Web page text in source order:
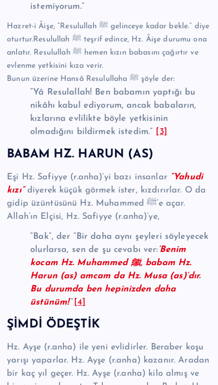
istemiyorum.”
Hazret-i Âişe, “Resulullah ﷺ gelinceye kadar bekle.” diye
oturtur.Resulullah ﷺ teşrif edince, Hz. Âişe durumu ona
anlatır. Resulullah ﷺ hemen kızın babasını çağırtır ve
evlenme yetkisini kıza verir.
Bunun üzerine Hansâ Resulullaha ﷺ şöyle der:
“Yâ Resulallah! Ben babamın yaptığı bu
nikâhı kabul ediyorum, ancak babaların,
kızlarına evlilikte böyle yetkisinin
olmadığını bildirmek istedim.”
[3]
BABAM HZ. HARUN (AS)
Eşi Hz. Safiyye (r.anha)’yi bazı insanlar “Yahudi
kızı”diyerek küçük görmek ister, kızdırırlar. O da
gidip üzüntüsünü Hz. Muhammed ﷺ’e açar.
Allah’ın Elçisi, Hz. Safiyye (r.anha)’ye,
“Bak”, der “Bir daha aynı şeyleri söyleyecek
olurlarsa, sen de şu cevabı ver: ‘Benim
kocam Hz. Muhammed ﷺ, babam Hz.
Harun (as) amcam da Hz. Musa (as)’dır.
Bu durumda ben hepinizden daha
üstünüm!’” [4]
ŞİMDİ ÖDEŞTİK
Hz. Ayşe (r.anha) ile yeni evlidirler. Beraber koşu
yarışı yaparlar. Hz. Ayşe (r.anha) kazanır. Aradan
bir kaç yıl geçer. Hz. Ayşe (r.anha) kilo almış ve